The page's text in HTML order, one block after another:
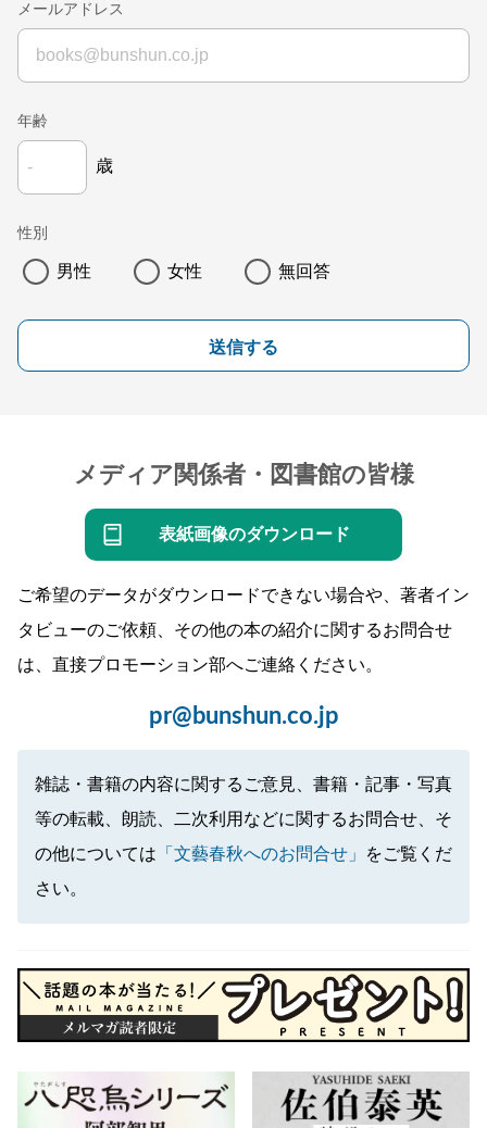
メールアドレス
年齢
歳
性別
男性 女性 無回答
送信する
メディア関係者・図書館の皆様
表紙画像のダウンロード
ご希望のデータがダウンロードできない場合や、著者イン
タビューのご依頼、その他の本の紹介に関するお問合せ
は、直接プロモーション部へご連絡ください。
pr@bunshun.co.jp
雑誌・書籍の内容に関するご意見、書籍・記事・写真
等の転載、朗読、二次利用などに関するお問合せ、そ
の他については 「文藝春秋へのお問合せ」
をご覧くだ
さい。